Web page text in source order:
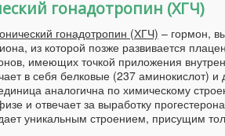
гонадотропин (ХГЧ)
гонадотропин (ХГЧ) – гормон,
из которой позже развивается
имеющих точкой приложения
в себя белковые (237 аминокислот) и
аналогична по химическому
и отвечает за выработку
уникальным строением, присущим